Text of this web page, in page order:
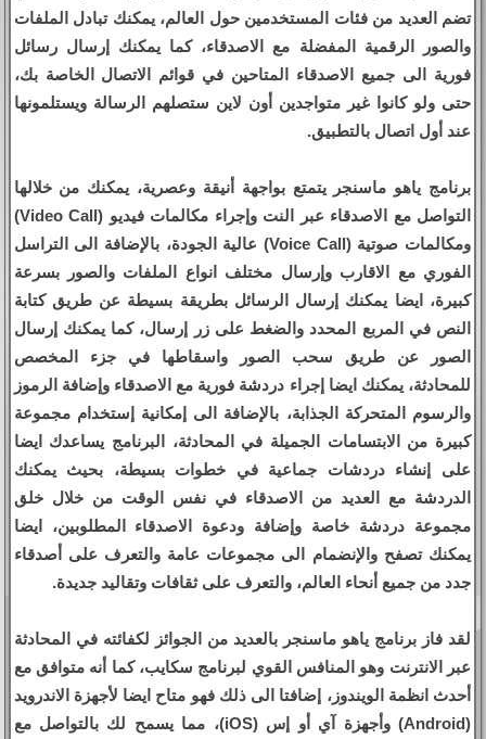
تضم العديد من فئات المستخدمين حول العالم، يمكنك تبادل الملفات
والصور الرقمية المفضلة مع الاصدقاء، كما يمكنك إرسال رسائل
فورية الى جميع الاصدقاء المتاحين في قوائم الاتصال الخاصة بك،
حتى ولو كانوا غير متواجدين أون لاين ستصلهم الرسالة ويستلمونها
عند أول اتصال بالتطبيق.
برنامج ياهو ماسنجر يتمتع بواجهة أنيقة وعصرية، يمكنك من خلالها
التواصل مع الاصدقاء عبر النت وإجراء مكالمات فيديو (Video Call)
ومكالمات صوتية (Voice Call) عالية الجودة، بالإضافة الى التراسل
الفوري مع الاقارب وإرسال مختلف انواع الملفات والصور بسرعة
كبيرة، ايضا يمكنك إرسال الرسائل بطريقة بسيطة عن طريق كتابة
النص في المربع المحدد والضغط على زر إرسال، كما يمكنك إرسال
الصور عن طريق سحب الصور واسقاطها في جزء المخصص
للمحادثة، يمكنك ايضا إجراء دردشة فورية مع الاصدقاء وإضافة الرموز
والرسوم المتحركة الجذابة، بالإضافة الى إمكانية إستخدام مجموعة
كبيرة من الابتسامات الجميلة في المحادثة، البرنامج يساعدك ايضا
على إنشاء دردشات جماعية في خطوات بسيطة، بحيث يمكنك
الدردشة مع العديد من الاصدقاء في نفس الوقت من خلال خلق
مجموعة دردشة خاصة وإضافة ودعوة الاصدقاء المطلوبين، ايضا
يمكنك تصفح والإنضمام الى مجموعات عامة والتعرف على أصدقاء
جدد من جميع أنحاء العالم، والتعرف على ثقافات وتقاليد جديدة.
لقد فاز برنامج ياهو ماسنجر بالعديد من الجوائز لكفائته في المحادثة
عبر الانترنت وهو المنافس القوي لبرنامج سكايب، كما أنه متوافق مع
أحدث انظمة الويندوز، إضافتا الى ذلك فهو متاح ايضا لأجهزة الاندرويد
(Android) وأجهزة آي أو إس (iOS)، مما يسمح لك بالتواصل مع